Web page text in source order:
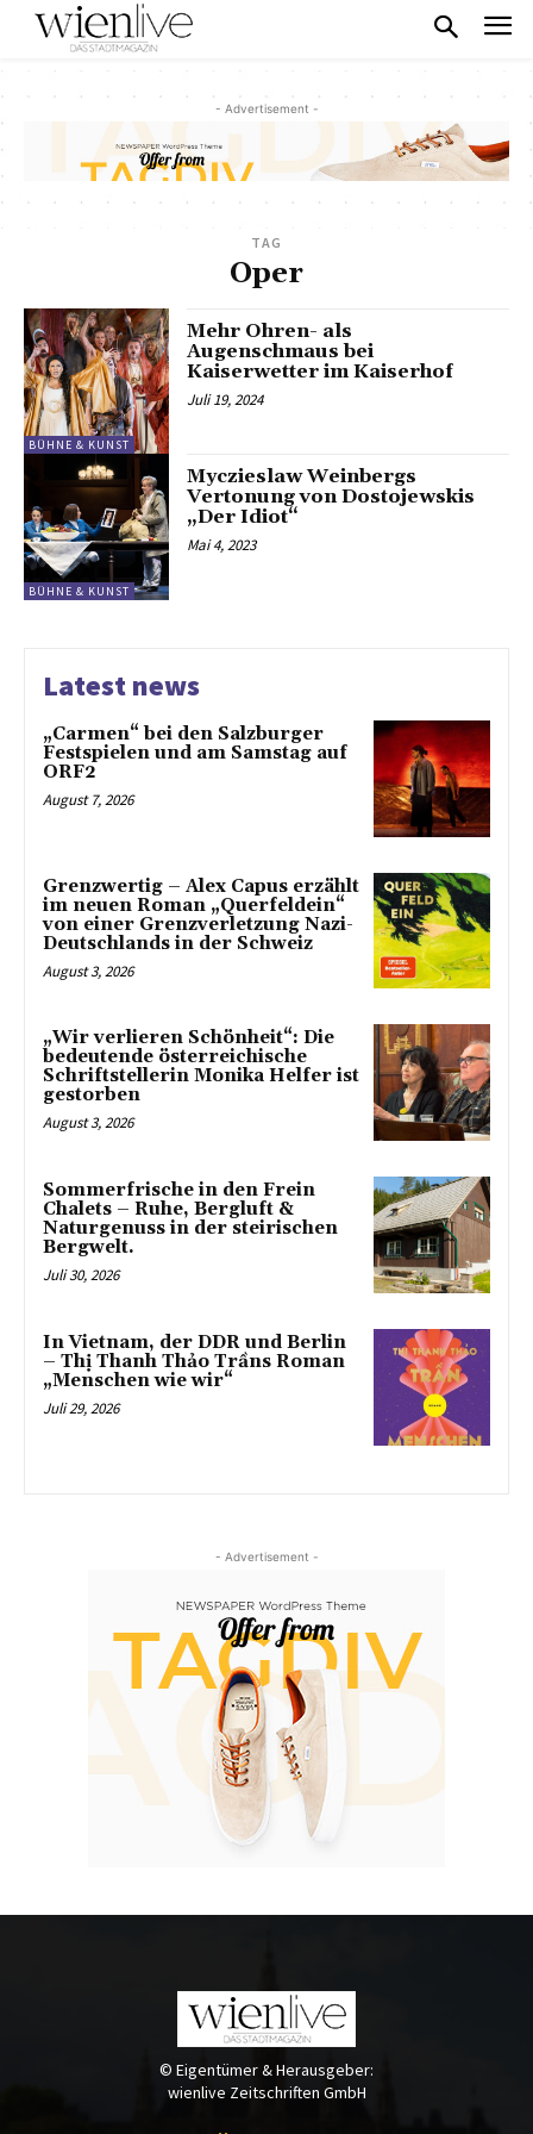
- Advertisement -
TAG
Oper
BÜHNE & KUNST
Mehr Ohren- als
Augenschmaus bei
Kaiserwetter im Kaiserhof
Juli 19, 2024
BÜHNE & KUNST
Myczieslaw Weinbergs
Vertonung von Dostojewskis
„Der Idiot“
Mai 4, 2023
Latest news
„Carmen“ bei den Salzburger
Festspielen und am Samstag auf
ORF2
August 7, 2026
Grenzwertig – Alex Capus erzählt
im neuen Roman „Querfeldein“
von einer Grenzverletzung Nazi-
Deutschlands in der Schweiz
August 3, 2026
„Wir verlieren Schönheit“: Die
bedeutende österreichische
Schriftstellerin Monika Helfer ist
gestorben
August 3, 2026
Sommerfrische in den Frein
Chalets – Ruhe, Bergluft &
Naturgenuss in der steirischen
Bergwelt.
Juli 30, 2026
In Vietnam, der DDR und Berlin
– Thị Thanh Thảo Trầns Roman
„Menschen wie wir“
Juli 29, 2026
- Advertisement -
© Eigentümer & Herausgeber:
wienlive Zeitschriften GmbH